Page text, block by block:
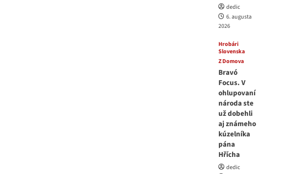
dedic
6. augusta
2026
Hrobári
Slovenska
Z Domova
Bravó
Focus. V
ohlupovaní
národa ste
už dobehli
aj známeho
kúzelníka
pána
Hřícha
dedic